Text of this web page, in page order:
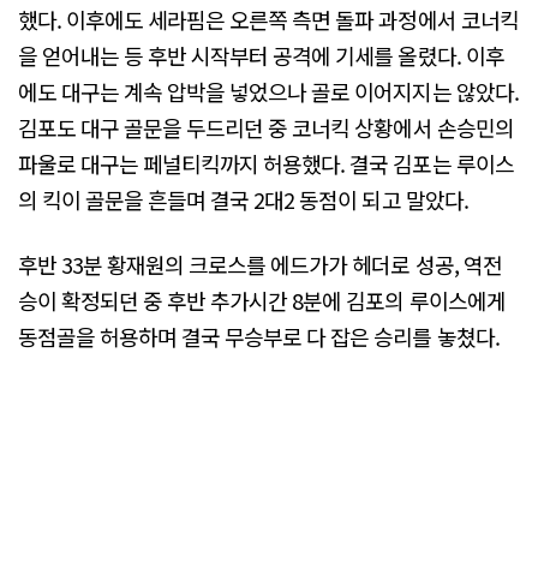
했다. 이후에도 세라핌은 오른쪽 측면 돌파 과정에서 코너킥
을 얻어내는 등 후반 시작부터 공격에 기세를 올렸다. 이후
에도 대구는 계속 압박을 넣었으나 골로 이어지지는 않았다.
김포도 대구 골문을 두드리던 중 코너킥 상황에서 손승민의
파울로 대구는 페널티킥까지 허용했다. 결국 김포는 루이스
의 킥이 골문을 흔들며 결국 2대2 동점이 되고 말았다.
후반 33분 황재원의 크로스를 에드가가 헤더로 성공, 역전
승이 확정되던 중 후반 추가시간 8분에 김포의 루이스에게
동점골을 허용하며 결국 무승부로 다 잡은 승리를 놓쳤다.